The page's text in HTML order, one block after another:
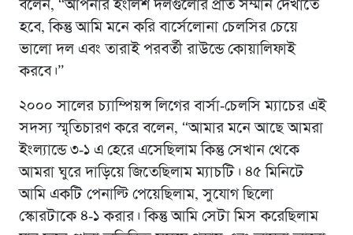
বলেন, “আপনার ইংলিশ দলগুলোর প্রতি সম্মান দেখাতে
হবে, কিন্তু আমি মনে করি বার্সেলোনা চেলসির চেয়ে
ভালো দল এবং তারাই পরবর্তী রাউন্ডে কোয়ালিফাই
করবে।”
২০০০ সালের চ্যাম্পিয়ন্স লিগের বার্সা-চেলসি ম্যাচের এই
সদস্য স্মৃতিচারণ করে বলেন, “আমার মনে আছে আমরা
ইংল্যান্ডে ৩-১ এ হেরে এসেছিলাম কিন্তু সেখান থেকে
আমরা ঘুরে দাড়িয়ে জিতেছিলাম ম্যাচটি। ৪৫ মিনিটে
আমি একটি পেনাল্টি পেয়েছিলাম, সুযোগ ছিলো
স্কোরটাকে ৪-১ করার। কিন্তু আমি সেটা মিস করেছিলাম